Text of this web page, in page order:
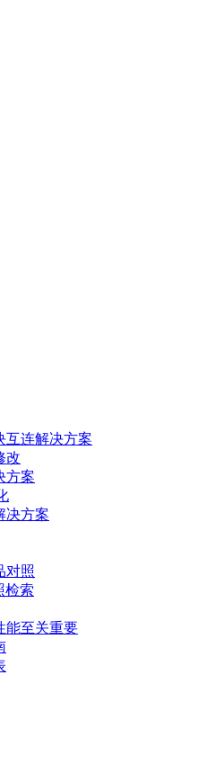
互连解决方案
改
方案
决方案
对照
检索
能至关重要